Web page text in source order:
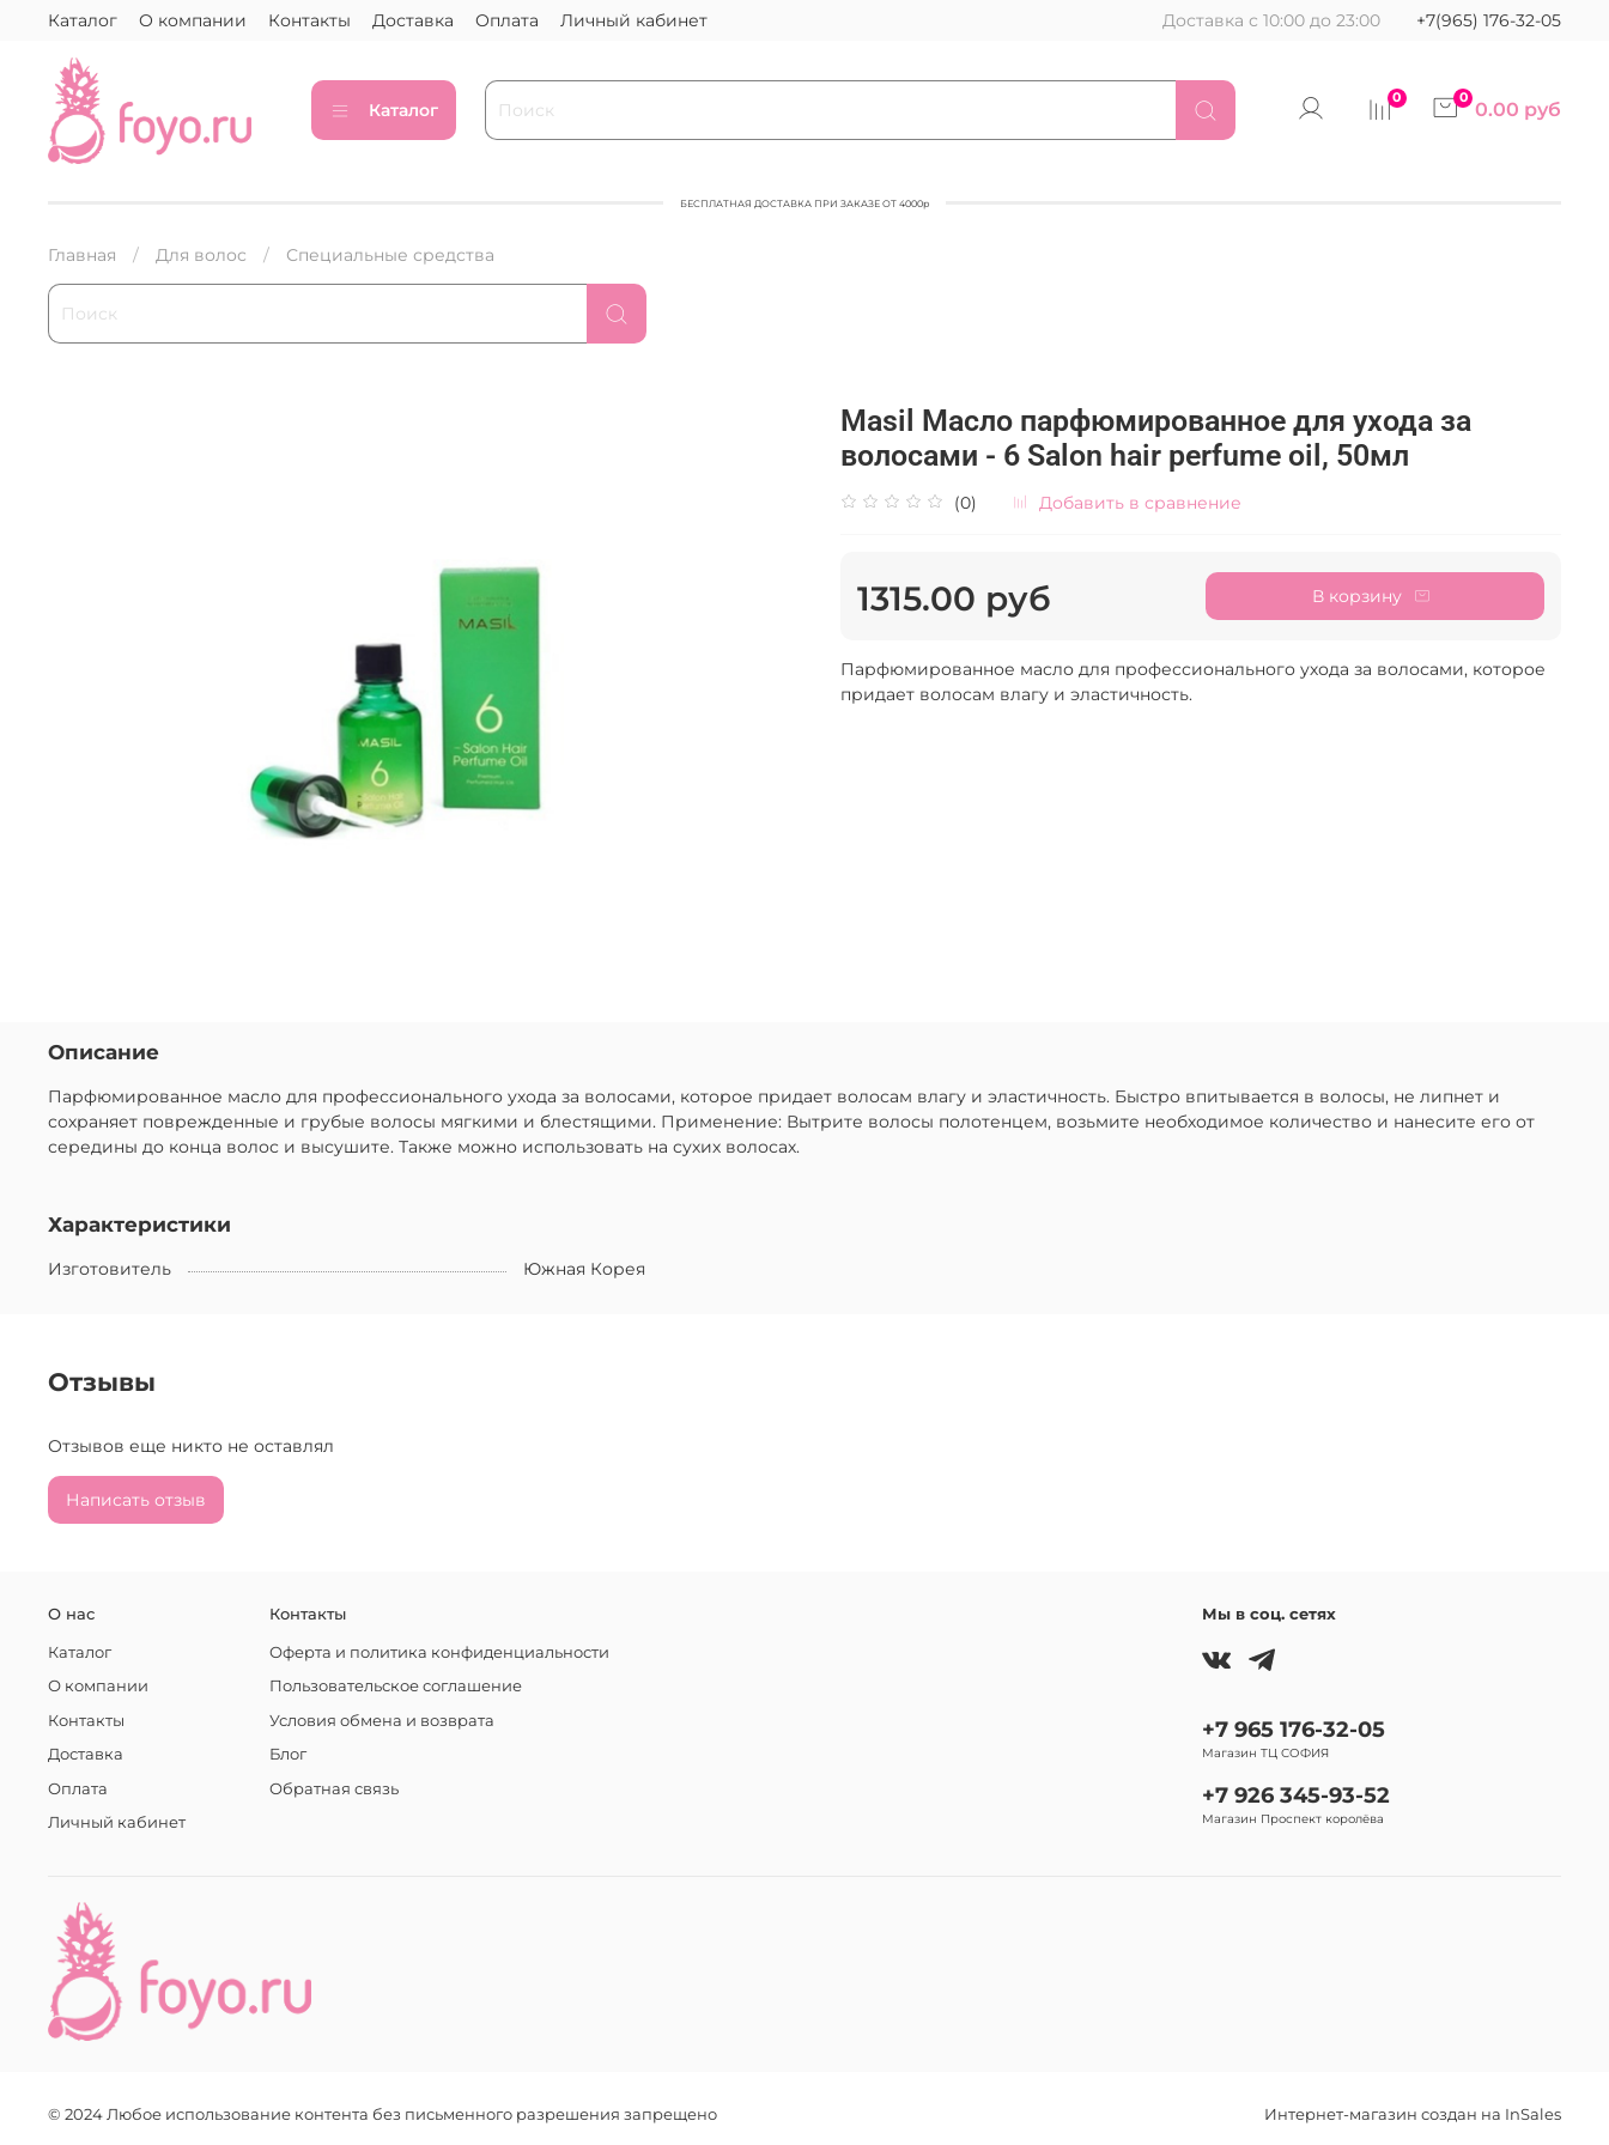
Каталог О компании Контакты Доставка Оплата Личный кабинет Доставка с 10:00 до 23:00 +7(965) 176-32-05
Каталог
0 0 0.00 руб
БЕСПЛАТНАЯ ДОСТАВКА ПРИ ЗАКАЗЕ ОТ 4000р
Главная Для волос Специальные средства
Masil Масло парфюмированное для ухода за
волосами - 6 Salon hair perfume oil, 50мл
(0) Добавить в сравнение
1315.00 руб В корзину
Парфюмированное масло для профессионального ухода за волосами, которое
придает волосам влагу и эластичность.
Описание
Парфюмированное масло для профессионального ухода за волосами, которое придает волосам влагу и эластичность. Быстро впитывается в волосы, не липнет и
сохраняет поврежденные и грубые волосы мягкими и блестящими. Применение: Вытрите волосы полотенцем, возьмите необходимое количество и нанесите его от
середины до конца волос и высушите. Также можно использовать на сухих волосах.
Характеристики
Изготовитель Южная Корея
Отзывы
Отзывов еще никто не оставлял
Написать отзыв
О нас
Каталог
О компании
Контакты
Доставка
Оплата
Личный кабинет
Контакты
Оферта и политика конфиденциальности
Пользовательское соглашение
Условия обмена и возврата
Блог
Обратная связь
Мы в соц. сетях
+7 965 176-32-05
Магазин ТЦ СОФИЯ
+7 926 345-93-52
Магазин Проспект королёва
© 2024 Любое использование контента без письменного разрешения запрещено Интернет-магазин создан на InSales